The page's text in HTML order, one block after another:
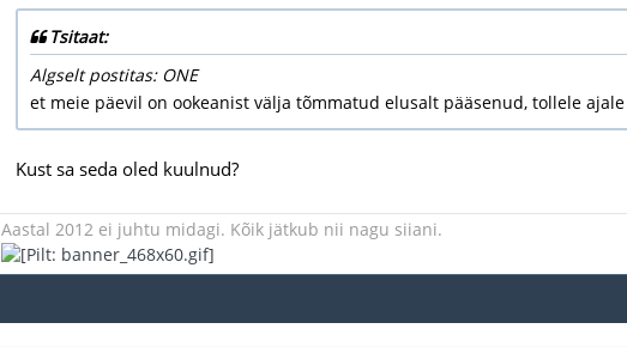
Tsitaat:
Algselt postitas: ONE
et meie päevil on ookeanist välja tõmmatud elusalt pääsenud, tollele
Kust sa seda oled kuulnud?
Aastal 2012 ei juhtu midagi. Kõik jätkub nii nagu siiani.